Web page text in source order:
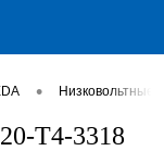
•
T4-3318